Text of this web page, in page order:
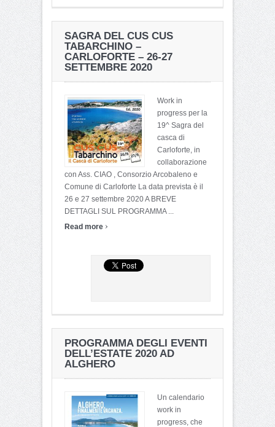
SAGRA DEL CUS CUS
TABARCHINO –
CARLOFORTE – 26-27
SETTEMBRE 2020
Work in
progress per la
19^ Sagra del
casca di
Carloforte, in
collaborazione
con Ass. CIAO , Consorzio Arcobaleno e
Comune di Carloforte La data prevista è il
26 e 27 settembre 2020 A BREVE
DETTAGLI SUL PROGRAMMA ...
Read more ›
PROGRAMMA DEGLI EVENTI
DELL’ESTATE 2020 AD
ALGHERO
Un calendario
work in
progress, che